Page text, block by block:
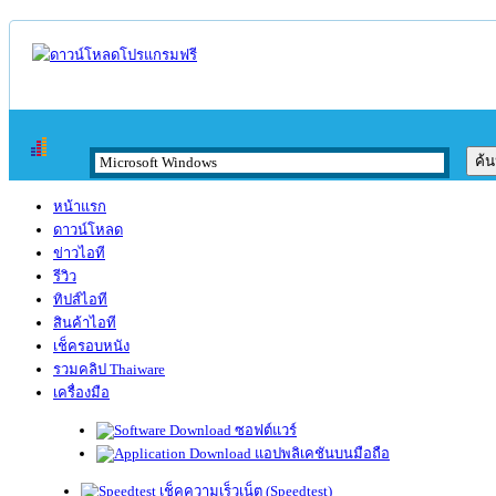
หน้าแรก
ดาวน์โหลด
ข่าวไอที
รีวิว
ทิปส์ไอที
สินค้าไอที
เช็ครอบหนัง
รวมคลิป Thaiware
เครื่องมือ
ซอฟต์แวร์
แอปพลิเคชันบนมือถือ
เช็คความเร็วเน็ต (Speedtest)